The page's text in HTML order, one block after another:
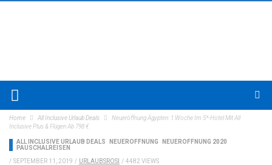
Home All Inclusive Urlaub Deals
Neueröffnung Ägypten: 1 Woche Im 5*-Hotel Mit All
Inclusive Plus & Flügen Ab 798 €
ALL INCLUSIVE URLAUB DEALS NEUERÖFFNUNG
NEUERÖFFNUNG 2020
PAUSCHALREISEN
/ SEPTEMBER 11, 2019 / URLAUBSROSI / 4482 VIEWS